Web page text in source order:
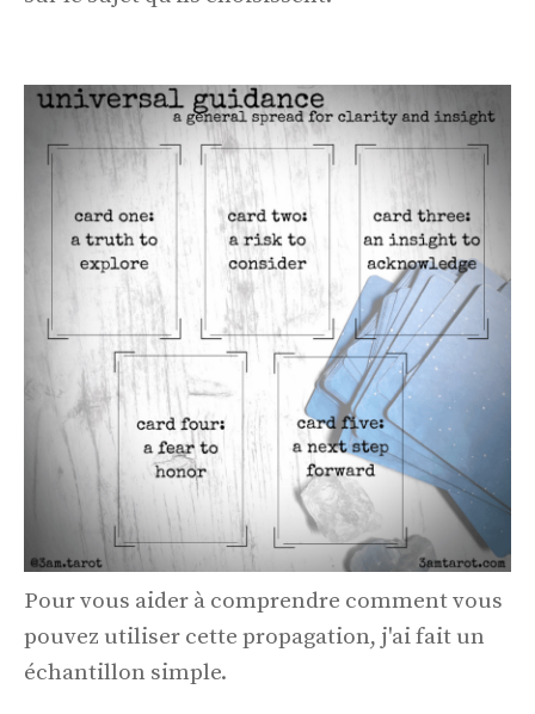
Pour vous aider à comprendre comment vous
pouvez utiliser cette propagation, j'ai fait un
échantillon simple.